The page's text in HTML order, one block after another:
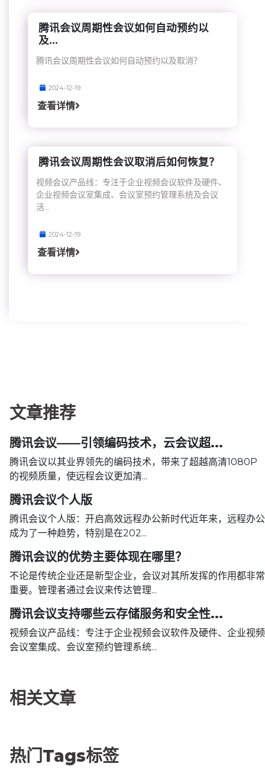
腾讯会议周期性会议如何自动预约以
及...
腾讯会议周期性会议如何自动预约以及取消？
2024-12-19
查看详情
腾讯会议周期性会议取消后如何恢复？
视频会议产品线：专注于企业视频会议软件及硬件、
企业视频会议室集成、会议室预约管理系统及会议
活...
2024-12-19
查看详情
文章推荐
腾讯会议——引领编码技术，云会议超...
腾讯会议以其业界领先的编码技术，带来了超越高清1080P
的视频质量，使远程会议更加清...
腾讯会议个人版
腾讯会议个人版：开启高效远程办公新时代近年来，远程办公
成为了一种趋势，特别是在202...
腾讯会议的优势主要体现在哪里？
不论是传统企业还是新型企业，会议对其所发挥的作用都非常
重要。管理者通过会议来传达管理...
腾讯会议支持哪些云存储服务和安全性...
视频会议产品线：专注于企业视频会议软件及硬件、企业视频
会议室集成、会议室预约管理系统...
相关文章
热门Tags标签